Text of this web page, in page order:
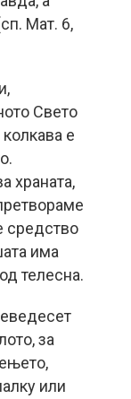
Мат. 6,
Свето
е
храната,
средство
има
телесна.
за
или